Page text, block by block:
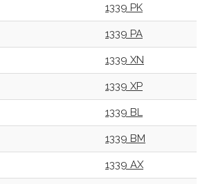
1339 PK
1339 PA
1339 XN
1339 XP
1339 BL
1339 BM
1339 AX